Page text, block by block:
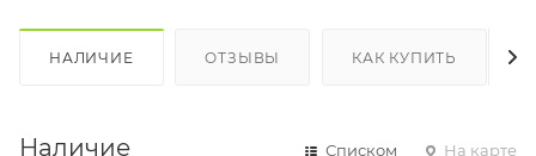
НАЛИЧИЕ ОТЗЫВЫ КАК КУПИТЬ
Наличие Списком На карте